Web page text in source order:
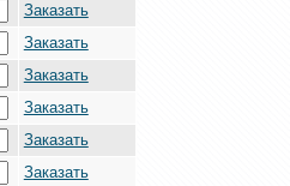
Заказать
Заказать
Заказать
Заказать
Заказать
Заказать